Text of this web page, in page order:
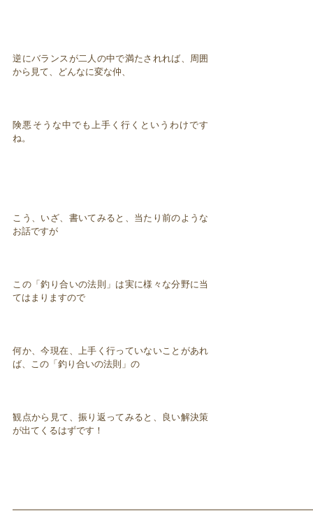
逆にバランスが二人の中で満たされれば、周囲
から見て、どんなに変な仲、
険悪そうな中でも上手く行くというわけです
ね。
こう、いざ、書いてみると、当たり前のような
お話ですが
この「釣り合いの法則」は実に様々な分野に当
てはまりますので
何か、今現在、上手く行っていないことがあれ
ば、この「釣り合いの法則」の
観点から見て、振り返ってみると、良い解決策
が出てくるはずです！